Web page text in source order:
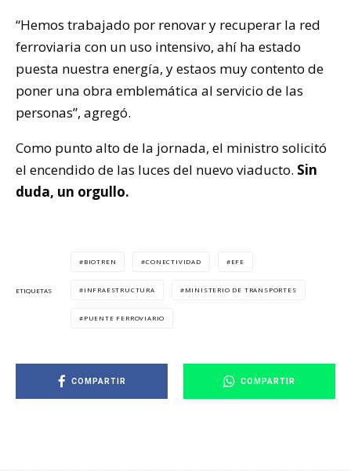
“Hemos trabajado por renovar y recuperar la red
ferroviaria con un uso intensivo, ahí ha estado
puesta nuestra energía, y estaos muy contento de
poner una obra emblemática al servicio de las
personas”, agregó.
Como punto alto de la jornada, el ministro solicitó
el encendido de las luces del nuevo viaducto. Sin
duda, un orgullo.
ETIQUETAS
BIOTREN CONECTIVIDAD EFE
INFRAESTRUCTURA MINISTERIO DE TRANSPORTES
PUENTE FERROVIARIO
COMPARTIR COMPARTIR